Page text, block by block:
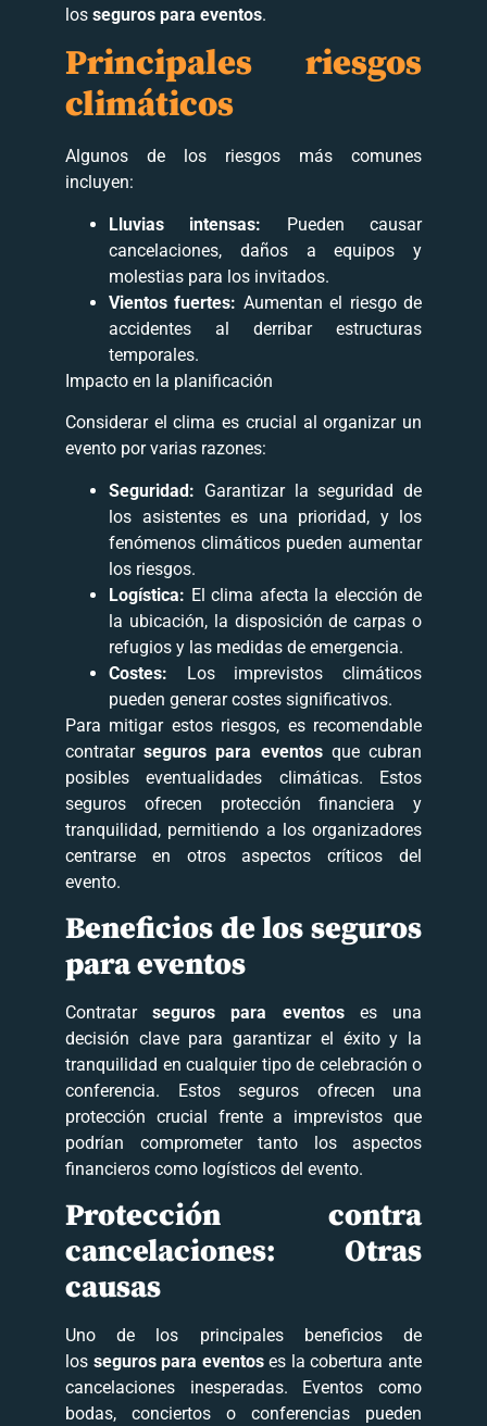
los seguros para eventos.
Principales riesgos
climáticos
Algunos de los riesgos más comunes
incluyen:
Lluvias intensas: Pueden causar
cancelaciones, daños a equipos y
molestias para los invitados.
Vientos fuertes: Aumentan el riesgo de
accidentes al derribar estructuras
temporales.
Impacto en la planificación
Considerar el clima es crucial al organizar un
evento por varias razones:
Seguridad: Garantizar la seguridad de
los asistentes es una prioridad, y los
fenómenos climáticos pueden aumentar
los riesgos.
Logística: El clima afecta la elección de
la ubicación, la disposición de carpas o
refugios y las medidas de emergencia.
Costes: Los imprevistos climáticos
pueden generar costes significativos.
Para mitigar estos riesgos, es recomendable
contratarseguros para eventosque cubran
posibles eventualidades climáticas. Estos
seguros ofrecen protección financiera y
tranquilidad, permitiendo a los organizadores
centrarse en otros aspectos críticos del
evento.
Beneficios de los seguros
para eventos
Contratarseguros para eventoses una
decisión clave para garantizar el éxito y la
tranquilidad en cualquier tipo de celebración o
conferencia. Estos seguros ofrecen una
protección crucial frente a imprevistos que
podrían comprometer tanto los aspectos
financieros como logísticos del evento.
Protección contra
cancelaciones: Otras
causas
Uno de los principales beneficios de
los seguros para eventoses la cobertura ante
cancelaciones inesperadas. Eventos como
bodas, conciertos o conferencias pueden